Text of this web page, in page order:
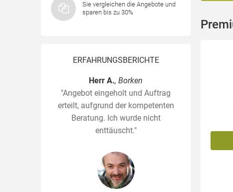
Sie vergleichen die Angebote und
sparen bis zu 30%
ERFAHRUNGSBERICHTE
Herr A., Borken
"Angebot eingeholt und Auftrag
erteilt, aufgrund der kompetenten
Beratung. Ich wurde nicht
enttäuscht."